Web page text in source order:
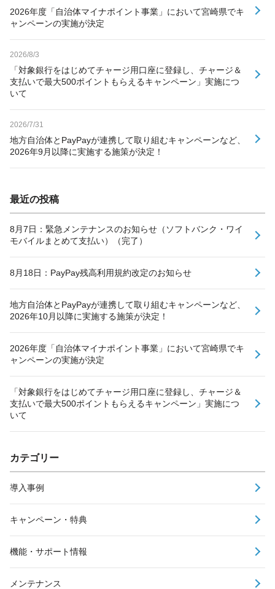
2026年度「自治体マイナポイント事業」において宮崎県でキ
ャンペーンの実施が決定
2026/8/3
「対象銀行をはじめてチャージ用口座に登録し、チャージ＆
支払いで最大500ポイントもらえるキャンペーン」実施につ
いて
2026/7/31
地方自治体とPayPayが連携して取り組むキャンペーンなど、
2026年9月以降に実施する施策が決定！
最近の投稿
8月7日：緊急メンテナンスのお知らせ（ソフトバンク・ワイ
モバイルまとめて支払い）（完了）
8月18日：PayPay残高利用規約改定のお知らせ
地方自治体とPayPayが連携して取り組むキャンペーンなど、
2026年10月以降に実施する施策が決定！
2026年度「自治体マイナポイント事業」において宮崎県でキ
ャンペーンの実施が決定
「対象銀行をはじめてチャージ用口座に登録し、チャージ＆
支払いで最大500ポイントもらえるキャンペーン」実施につ
いて
カテゴリー
導入事例
キャンペーン・特典
機能・サポート情報
メンテナンス